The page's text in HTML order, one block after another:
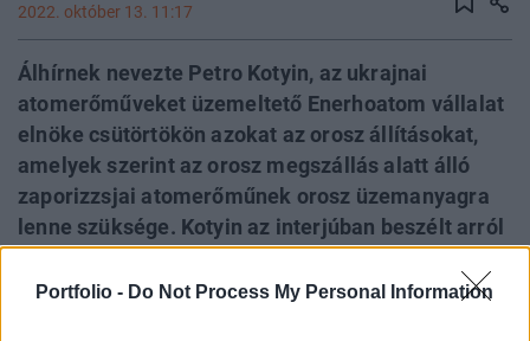
Portfolio - Do Not Process My Personal Information
2022. október 13. 11:17
Álhírnek nevezte Petro Kotyin, az ukrajnai
atomerőműveket üzemeltető Enerhoatom vállalat
elnöke csütörtökön azokat az orosz állításokat,
amelyek szerint az orosz megszállás alatt álló
zaporizzsjai atomerőműnek orosz üzemanyagra
lenne szüksége. Kotyin az interjúban beszélt arról
reaktorokat hűtő rendszer áramellátása, és